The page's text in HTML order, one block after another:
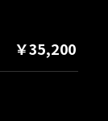
￥35,200